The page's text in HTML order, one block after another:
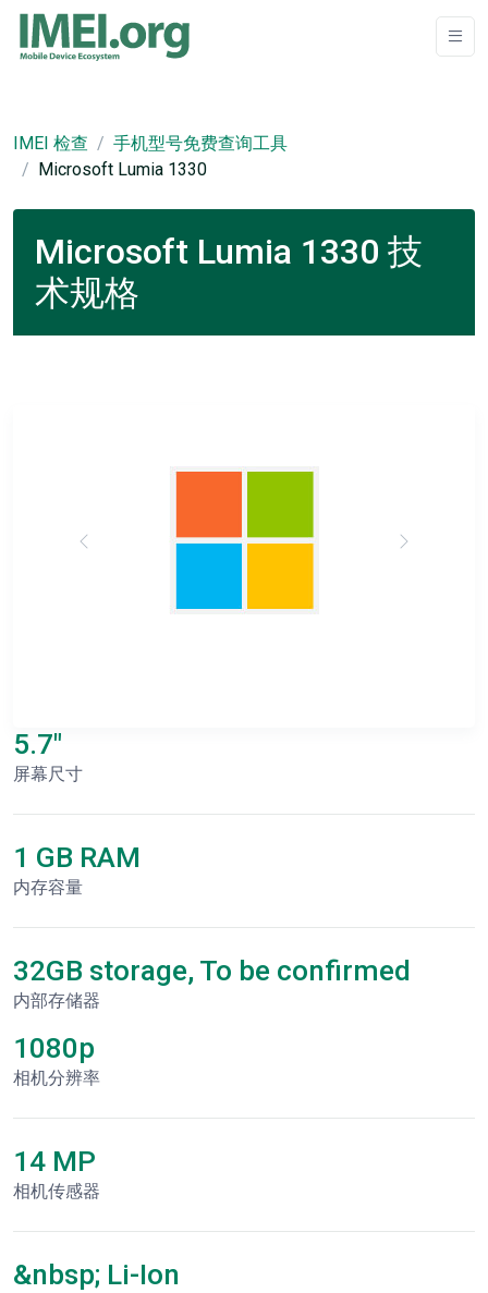
IMEI 检查
手机型号免费查询工具
Microsoft Lumia 1330
Microsoft Lumia 1330 技
术规格
5.7"
屏幕尺寸
1 GB RAM
内存容量
32GB storage, To be confirmed
内部存储器
1080p
相机分辨率
14 MP
相机传感器
&nbsp; Li-Ion